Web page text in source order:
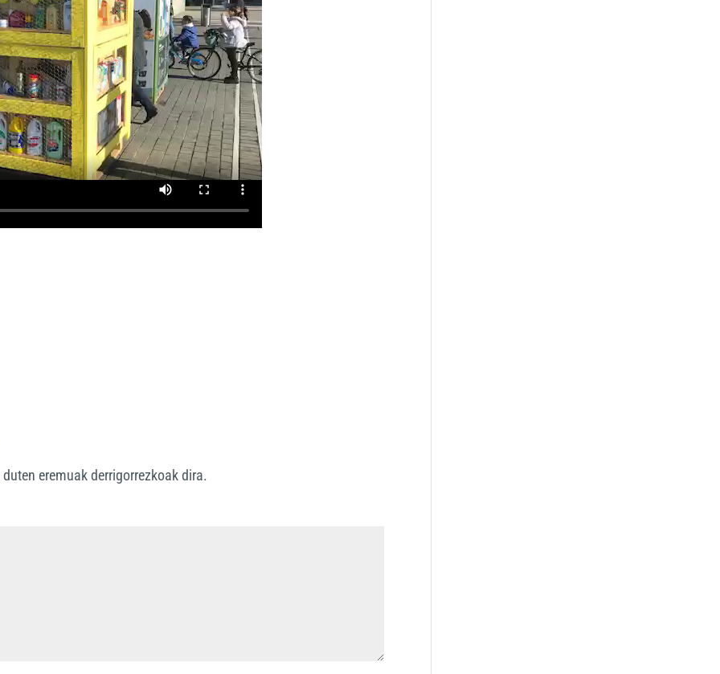
duten eremuak derrigorrezkoak dira.